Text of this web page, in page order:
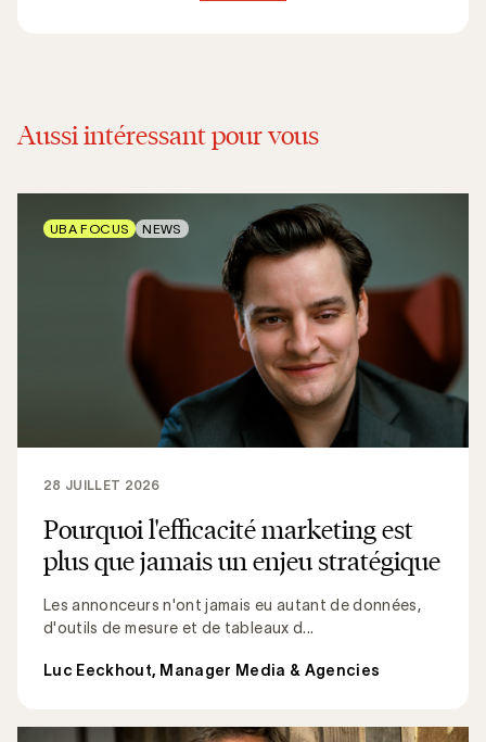
Aussi intéressant pour vous
Pourquoi l'efficacité marketing est
plus que jamais un enjeu stratégique
Les annonceurs n'ont jamais eu autant de données,
d'outils de mesure et de tableaux d...
28 JUILLET 2026
Luc Eeckhout, Manager Media & Agencies
UBA FOCUS NEWS